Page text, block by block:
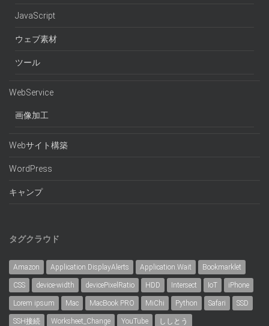
JavaScript
ウェブ素材
ツール
WebService
画像加工
Webサイト構築
WordPress
キャンプ
タグクラウド
Amazon Application.DisplayAlerts Application.Wait Bookmarklet
CSS device-width devicePixelRatio HDD Intersect IoT iPhone
Lorem ipsum Mac MacBook PRO MiChi Python Safari SSD
SSH接続 Worksheet_Change YouTube ししとう